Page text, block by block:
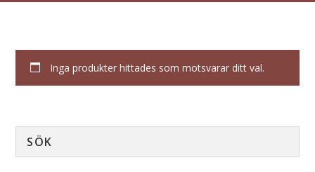
Inga produkter hittades som motsvarar ditt val.